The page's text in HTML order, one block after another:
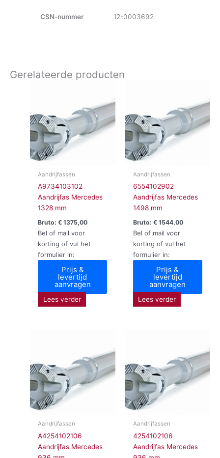
CSN-nummer 12-0003692
Gerelateerde producten
Aandrijfassen
A9734103102
Aandrijfas Mercedes
1328 mm
Bruto:€ 1375,00
Bel of mail voor
korting of vul het
formulier in:
Prijs &
levertijd
aanvragen
Lees verder
Aandrijfassen
6554102902
Aandrijfas Mercedes
1498 mm
Bruto: €1544,00
Bel of mail voor
korting of vul het
formulier in:
Prijs &
levertijd
aanvragen
Lees verder
Aandrijfassen
A4254102106
Aandrijfas Mercedes
Aandrijfassen
4254102106
Aandrijfas Mercedes